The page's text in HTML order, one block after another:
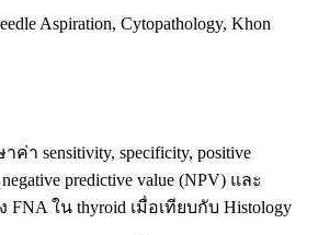
Aspiration, Cytopathology, Khon
ค่า sensitivity, specificity, positive
predictive value (NPV) และ
FNA ใน thyroid เมื่อเทียบกับ Histology